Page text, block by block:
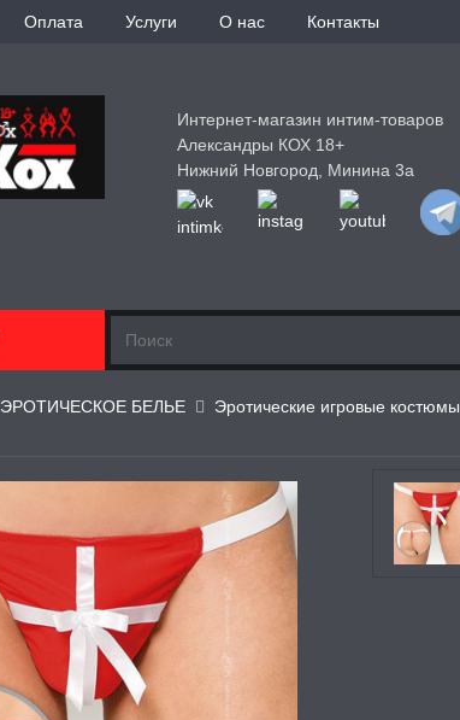
Оплата Услуги О нас Контакты
Интернет-магазин интим-товаров
Александры КОХ 18+
Нижний Новгород, Минина 3а
ЭРОТИЧЕСКОЕ БЕЛЬЕ Эротические игровые костюмы